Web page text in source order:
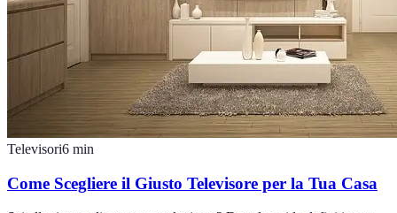
Televisori6 min
Come Scegliere il Giusto Televisore per la Tua Casa